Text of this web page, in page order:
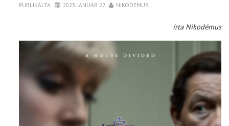
PUBLIKÁLTA 2023. JANUÁR 22. NIKODEMUS
írta Nikodémus